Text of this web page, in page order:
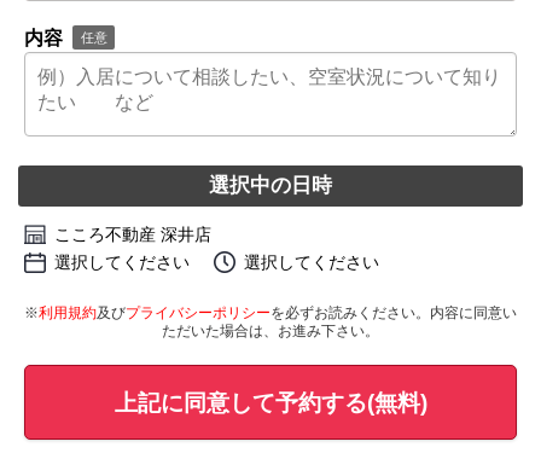
内容 任意
選択中の日時
こころ不動産 深井店
選択してください
選択してください
※利用規約及びプライバシーポリシーを必ずお読みください。内容に同意い
ただいた場合は、お進み下さい。
上記に同意して予約する(無料)